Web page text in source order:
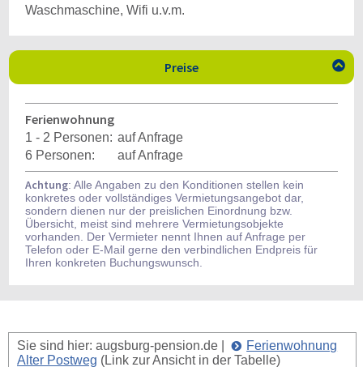
Waschmaschine, Wifi u.v.m.
Preise 
Ferienwohnung
1 - 2 Personen: auf Anfrage
6 Personen:
auf Anfrage
Achtung: Alle Angaben zu den Konditionen stellen kein
konkretes oder vollständiges Vermietungsangebot dar,
sondern dienen nur der preislichen Einordnung bzw.
Übersicht, meist sind mehrere Vermietungsobjekte
vorhanden. Der Vermieter nennt Ihnen auf Anfrage per
Telefon oder E-Mail gerne den verbindlichen Endpreis für
Ihren konkreten Buchungswunsch.
Sie sind hier: augsburg-pension.de |
Ferienwohnung
Alter Postweg (Link zur Ansicht in der Tabelle)